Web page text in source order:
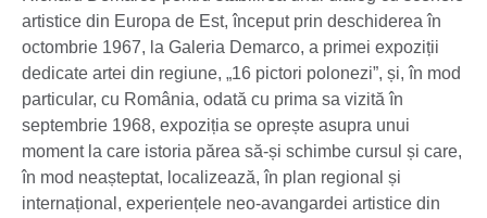
artistice din Europa de Est, început prin deschiderea în
octombrie 1967, la Galeria Demarco, a primei expoziții
dedicate artei din regiune, „16 pictori polonezi”, și, în mod
particular, cu România, odată cu prima sa vizită în
septembrie 1968, expoziția se oprește asupra unui
moment la care istoria părea să-și schimbe cursul și care,
în mod neașteptat, localizează, în plan regional și
internațional, experiențele neo-avangardei artistice din